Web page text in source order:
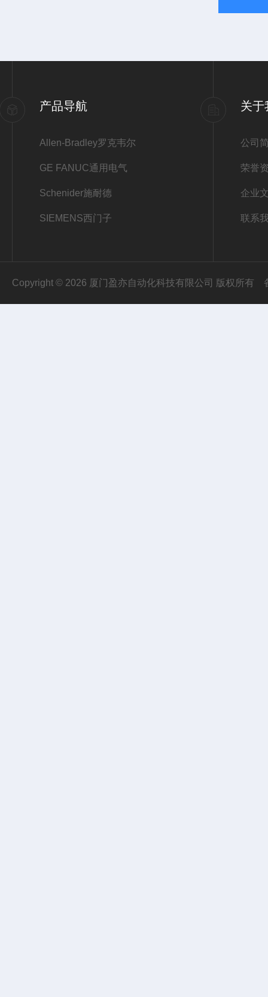
产品导航
Allen-Bradley罗克韦尔
GE FANUC通用电气
Schenider施耐德
SIEMENS西门子
关于
公司
荣誉
企业
联系
Copyright © 2026 厦门盈亦自动化科技有限公司 版权所有